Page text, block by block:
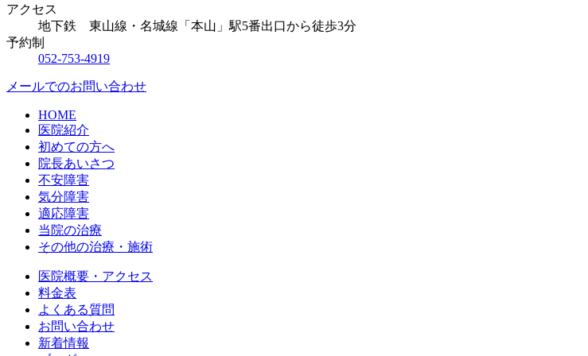
アクセス
地下鉄 東山線・名城線「本山」駅5番出口から徒歩3分
予約制
052-753-4919
メールでのお問い合わせ
HOME
医院紹介
初めての方へ
院長あいさつ
不安障害
気分障害
適応障害
当院の治療
その他の治療・施術
医院概要・アクセス
料金表
よくある質問
お問い合わせ
新着情報